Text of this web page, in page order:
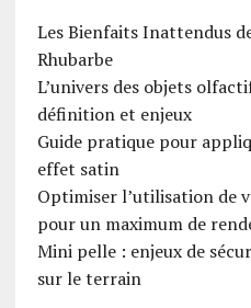
Les Bienfaits Inattendus
Rhubarbe
L’univers des objets
définition et enjeux
Guide pratique pour
effet satin
Optimiser l’utilisation de
pour un maximum de
Mini pelle : enjeux de
sur le terrain